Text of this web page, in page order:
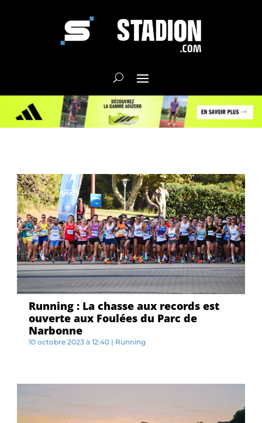
Running : La chasse aux records est
ouverte aux Foulées du Parc de
Narbonne
10 octobre 2023 à 12:40 | Running